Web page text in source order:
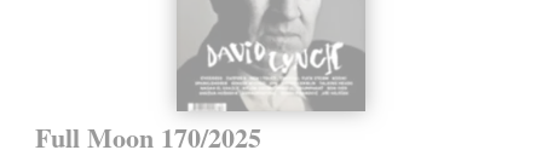
Full Moon 170/2025